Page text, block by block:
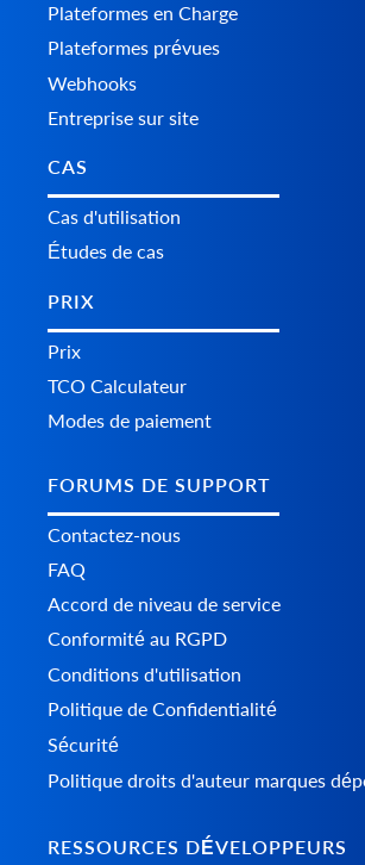
Plateformes en Charge
Plateformes prévues
Webhooks
Entreprise sur site
CAS
Cas d'utilisation
Études de cas
PRIX
Prix
TCO Calculateur
Modes de paiement
FORUMS DE SUPPORT
Contactez-nous
FAQ
Accord de niveau de service
Conformité au RGPD
Conditions d'utilisation
Politique de Confidentialité
Sécurité
Politique droits d'auteur marques
RESSOURCES DÉVELOPPEURS